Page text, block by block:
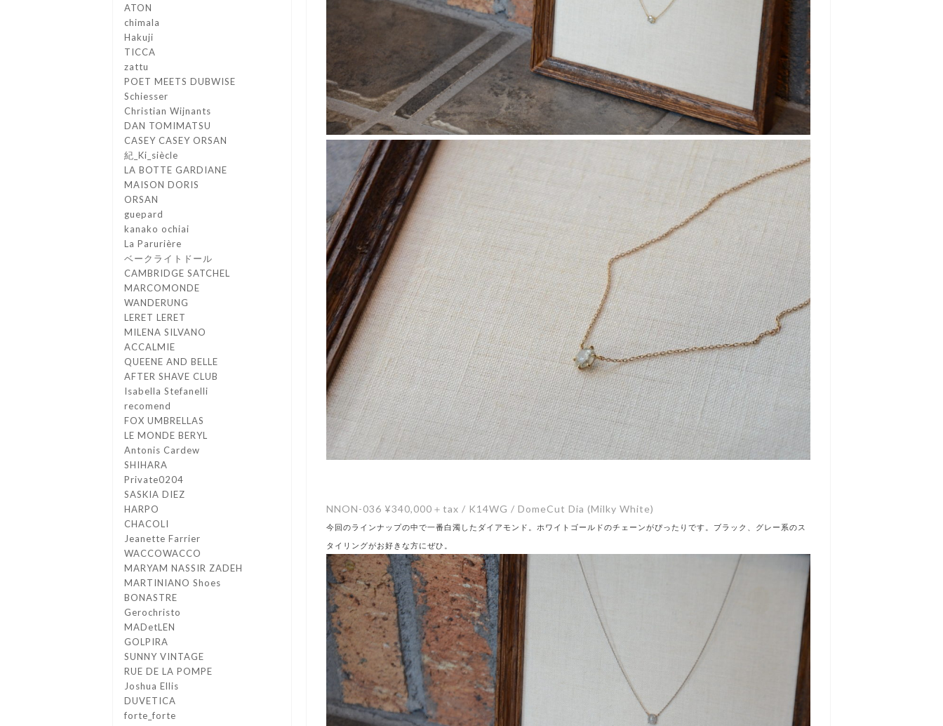
NNON-036 ¥340,000＋tax / K14WG / DomeCut Dia (Milky White)
今回のラインナップの中で一番白濁したダイアモンド。ホワイトゴールドのチェーンがぴったりです。ブラック、グレー系のス
タイリングがお好きな方にぜひ。
ATON
chimala
Hakuji
TICCA
zattu
POET MEETS DUBWISE
Schiesser
Christian Wijnants
DAN TOMIMATSU
CASEY CASEY ORSAN
紀_Ki_siècle
LA BOTTE GARDIANE
MAISON DORIS
ORSAN
guepard
kanako ochiai
La Parurière
ベークライトドール
CAMBRIDGE SATCHEL
MARCOMONDE
WANDERUNG
LERET LERET
MILENA SILVANO
ACCALMIE
QUEENE AND BELLE
AFTER SHAVE CLUB
Isabella Stefanelli
recomend
FOX UMBRELLAS
LE MONDE BERYL
Antonis Cardew
SHIHARA
Private0204
SASKIA DIEZ
HARPO
CHACOLI
Jeanette Farrier
WACCOWACCO
MARYAM NASSIR ZADEH
MARTINIANO Shoes
BONASTRE
Gerochristo
MADetLEN
GOLPIRA
SUNNY VINTAGE
RUE DE LA POMPE
Joshua Ellis
DUVETICA
forte_forte